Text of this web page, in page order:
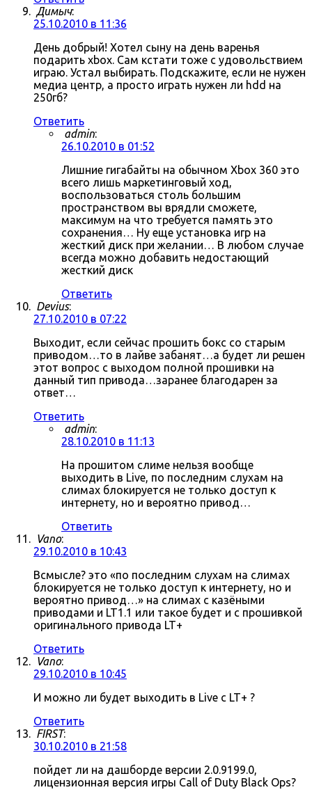
Димыч:
25.10.2010 в 11:36
День добрый! Хотел сыну на день варенья
подарить xbox. Сам кстати тоже с удовольствием
играю. Устал выбирать. Подскажите, если не нужен
медиа центр, а просто играть нужен ли hdd на
250гб?
Ответить
admin:
26.10.2010 в 01:52
Лишние гигабайты на обычном Xbox 360 это
всего лишь маркетинговый ход,
воспользоваться столь большим
пространством вы врядли сможете,
максимум на что требуется память это
сохранения… Ну еще установка игр на
жесткий диск при желании… В любом случае
всегда можно добавить недостающий
жесткий диск
Ответить
Devius:
27.10.2010 в 07:22
Выходит, если сейчас прошить бокс со старым
приводом…то в лайве забанят…а будет ли решен
этот вопрос с выходом полной прошивки на
данный тип привода…заранее благодарен за
ответ…
Ответить
admin:
28.10.2010 в 11:13
На прошитом слиме нельзя вообще
выходить в Live, по последним слухам на
слимах блокируется не только доступ к
интернету, но и вероятно привод…
Ответить
Vano:
29.10.2010 в 10:43
Всмысле? это «по последним слухам на слимах
блокируется не только доступ к интернету, но и
вероятно привод…» на слимах с казёными
приводами и LT1.1 или такое будет и с прошивкой
оригинального привода LT+
Ответить
Vano:
29.10.2010 в 10:45
И можно ли будет выходить в Live c LT+ ?
Ответить
FIRST:
30.10.2010 в 21:58
пойдет ли на дашборде версии 2.0.9199.0,
лицензионная версия игры Call of Duty Black Ops?